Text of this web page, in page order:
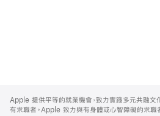
Footer
Apple 提供平等的就業機會，致力實踐多元共融文
有求職者。Apple 致力與有身體或心智障礙的求職